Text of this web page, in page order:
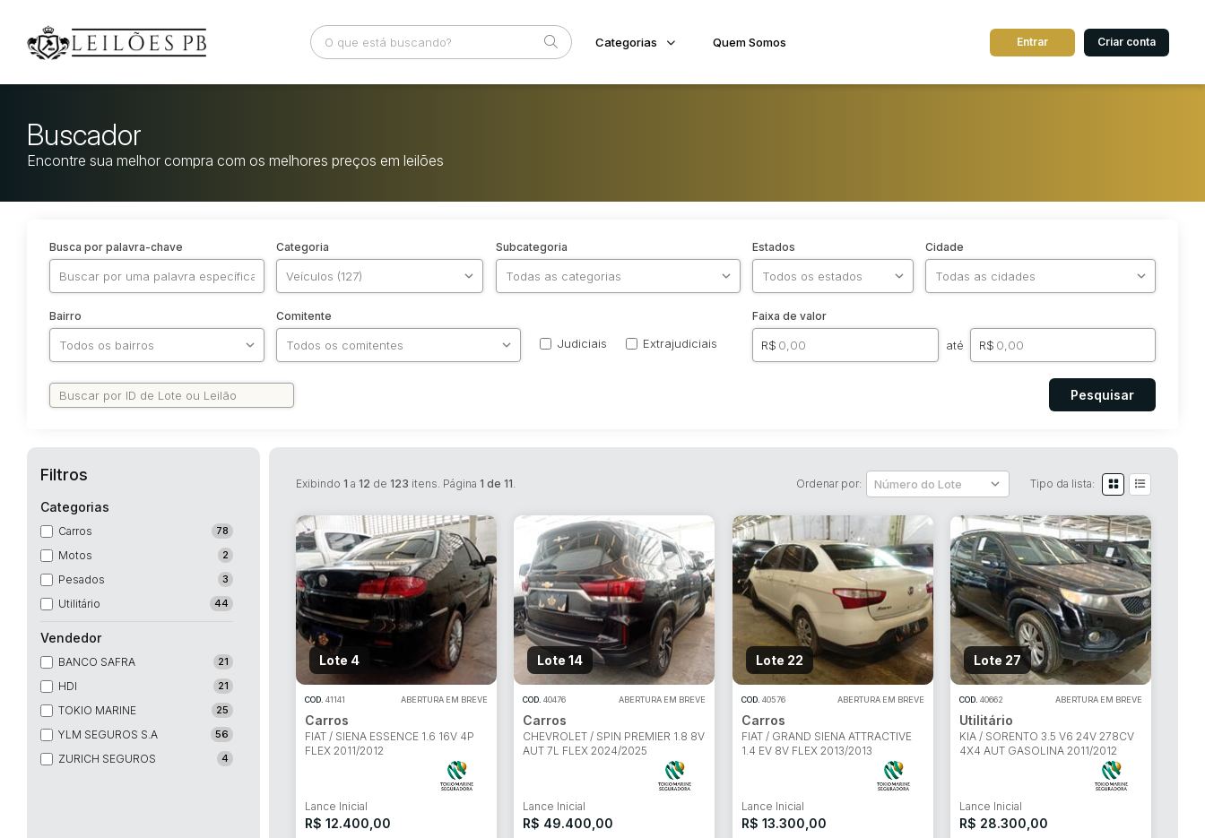
Categorias
Pesados
Quem Somos Entrar Criar conta
Buscador
Encontre sua melhor compra com os melhores preços em leilões
Busca por palavra-chave Categoria Subcategoria Estados Cidade
Bairro Comitente
Judiciais Extrajudiciais
Faixa de valor
R$ até R$
Pesquisar
Filtros
Categorias
Carros 78
Motos 2
Pesados 3
Utilitário 44
Vendedor
BANCO SAFRA 21
HDI 21
TOKIO MARINE 25
YLM SEGUROS S.A 56
ZURICH SEGUROS 4
Exibindo 1 a 12 de 123 itens. Página 1 de 11. Ordenar por: Tipo da lista:
Lote 4
COD. 41141 ABERTURA EM BREVE
Carros
FIAT / SIENA ESSENCE 1.6 16V 4P
FLEX 2011/2012
Lance Inicial
R$ 12.400,00
Lote 14
COD. 40476 ABERTURA EM BREVE
Carros
CHEVROLET / SPIN PREMIER 1.8 8V
AUT 7L FLEX 2024/2025
Lance Inicial
R$ 49.400,00
Lote 22
COD. 40576 ABERTURA EM BREVE
Carros
FIAT / GRAND SIENA ATTRACTIVE
1.4 EV 8V FLEX 2013/2013
Lance Inicial
R$ 13.300,00
Lote 27
COD. 40662 ABERTURA EM BREVE
Utilitário
KIA / SORENTO 3.5 V6 24V 278CV
4X4 AUT GASOLINA 2011/2012
Lance Inicial
R$ 28.300,00